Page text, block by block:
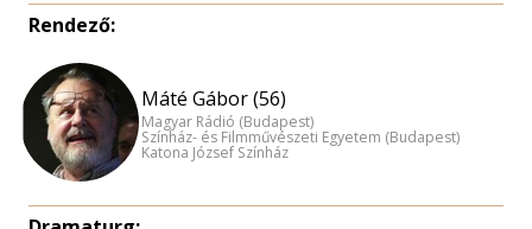
Rendező:
Máté Gábor (56)
Magyar Rádió (Budapest)
Színház- és Filmművészeti Egyetem (Budapest)
Katona József Színház